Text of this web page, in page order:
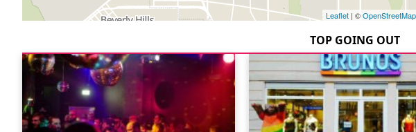
Leaflet| ©OpenStreetMap
TOP GOING OUT